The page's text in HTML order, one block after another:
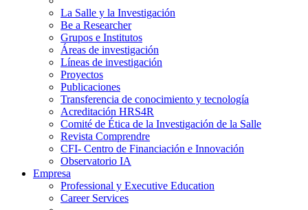
La Salle y la Investigación
Be a Researcher
Grupos e Institutos
Áreas de investigación
Líneas de investigación
Proyectos
Publicaciones
Transferencia de conocimiento y tecnología
Acreditación HRS4R
Comité de Ética de la Investigación de la Salle
Revista Comprendre
CFI- Centro de Financiación e Innovación
Observatorio IA
Empresa
Professional y Executive Education
Career Services